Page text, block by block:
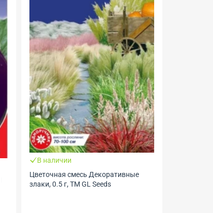
В наличии
Цветочная смесь Декоративные
злаки, 0.5 г, ТМ GL Seeds